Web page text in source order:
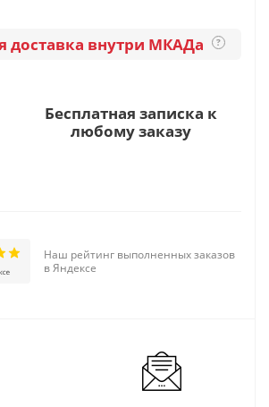
доставка внутри МКАДа ?
Бесплатная записка к
любому заказу
Наш рейтинг выполненных заказов
в Яндексе